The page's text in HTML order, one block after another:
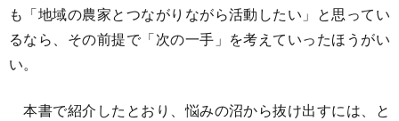
も「地域の農家とつながりながら活動したい」と思ってい
るなら、その前提で「次の一手」を考えていったほうがい
い。
本書で紹介したとおり、悩みの沼から抜け出すには、と